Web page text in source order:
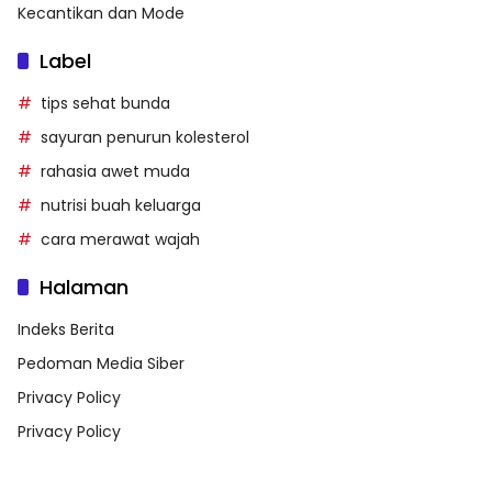
Kecantikan dan Mode
Label
tips sehat bunda
sayuran penurun kolesterol
rahasia awet muda
nutrisi buah keluarga
cara merawat wajah
Halaman
Indeks Berita
Pedoman Media Siber
Privacy Policy
Privacy Policy